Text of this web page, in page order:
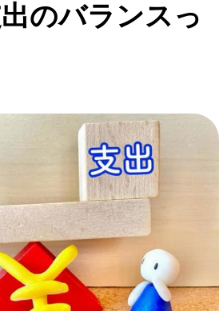
のバランスっ